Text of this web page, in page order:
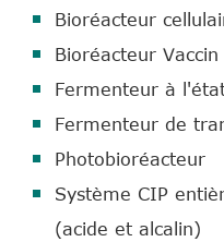
Bioréacteur
Bioréacteur Vaccin
Fermenteur à
Fermenteur de
Photobioréacteur
Système CIP
(acide et alcalin)